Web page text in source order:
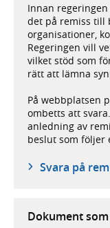
Innan
det på remiss till
organisationer,
Regeringen vill
vilket stöd som
rätt att lämna
På webbplatsen
ombetts att
anledning av
beslut som följer
Svara på
Dokument